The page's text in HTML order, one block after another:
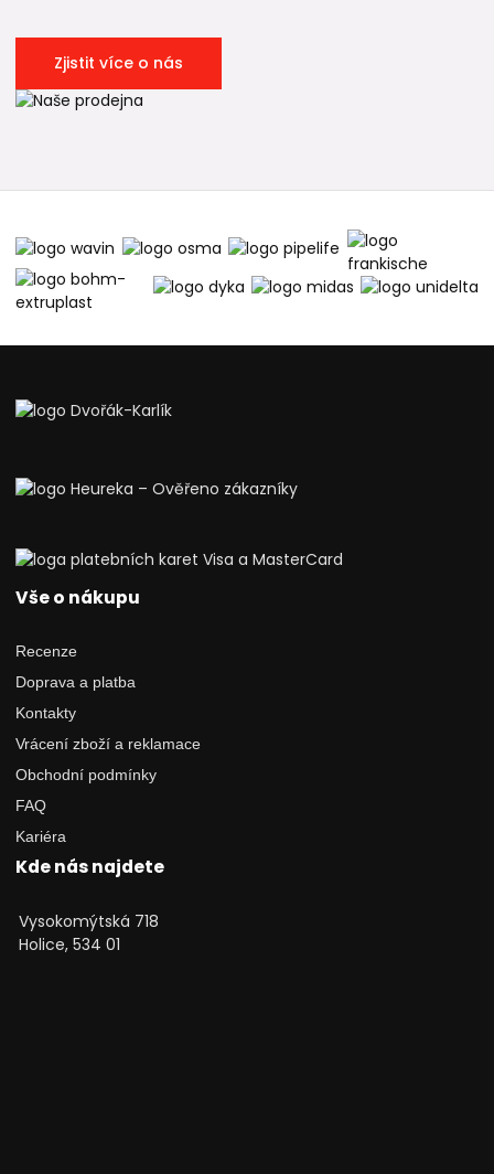
Zjistit více o nás
Vše o nákupu
Recenze
Doprava a platba
Kontakty
Vrácení zboží a reklamace
Obchodní podmínky
FAQ
Kariéra
Kde nás najdete
Vysokomýtská 718
Holice, 534 01